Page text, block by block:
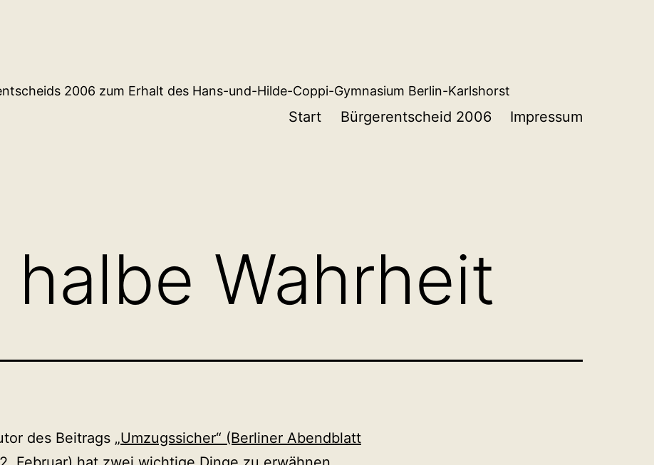
2006 zum Erhalt des Hans-und-Hilde-Coppi-Gymnasium Berlin-Karlshorst
Start Bürgerentscheid 2006 Impressum
Wahrheit
des Beitrags „Umzugssicher“ (Berliner Abendblatt